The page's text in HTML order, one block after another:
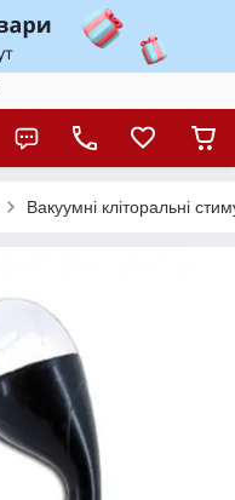
Вакуумні кліторальні